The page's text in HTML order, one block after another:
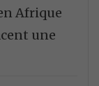
Afrique
une